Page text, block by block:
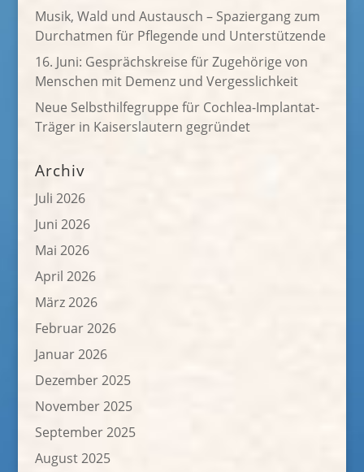
Musik, Wald und Austausch – Spaziergang zum
Durchatmen für Pflegende und Unterstützende
16. Juni: Gesprächskreise für Zugehörige von
Menschen mit Demenz und Vergesslichkeit
Neue Selbsthilfegruppe für Cochlea-Implantat-
Träger in Kaiserslautern gegründet
Archiv
Juli 2026
Juni 2026
Mai 2026
April 2026
März 2026
Februar 2026
Januar 2026
Dezember 2025
November 2025
September 2025
August 2025